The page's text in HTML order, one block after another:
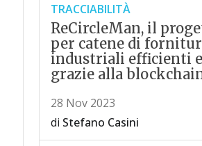
TRACCIABILITÀ
ReCircleMan, il
per catene di
industriali efficienti
grazie alla
28 Nov 2023
di Stefano Casini